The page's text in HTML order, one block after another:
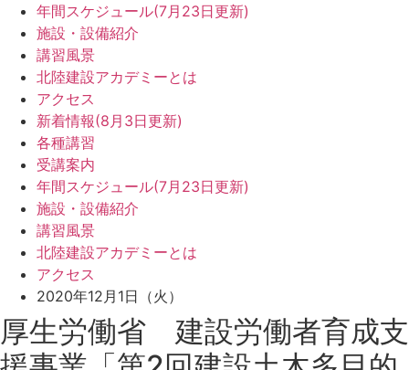
年間スケジュール(7月23日更新)
施設・設備紹介
講習風景
北陸建設アカデミーとは
アクセス
新着情報(8月3日更新)
各種講習
受講案内
年間スケジュール(7月23日更新)
施設・設備紹介
講習風景
北陸建設アカデミーとは
アクセス
2020年12月1日（火）
厚生労働省 建設労働者育成支